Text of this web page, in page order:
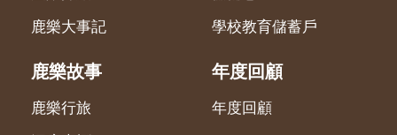
鹿樂大事記 學校教育儲蓄戶
鹿樂故事
鹿樂行旅
年度回顧
年度回顧